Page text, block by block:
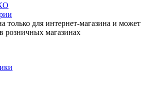
только для интернет-магазина и может
розничных магазинах